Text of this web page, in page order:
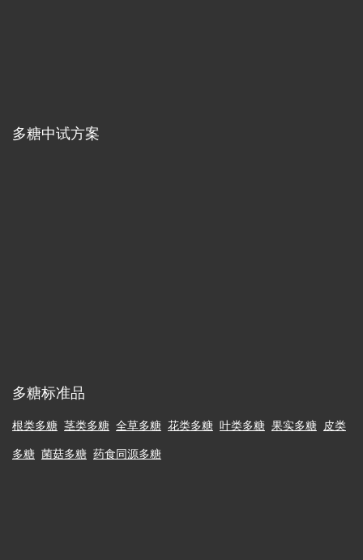
多糖中试方案
多糖标准品
根类多糖 茎类多糖 全草多糖 花类多糖 叶类多糖 果实多糖 皮类
多糖 菌菇多糖 药食同源多糖